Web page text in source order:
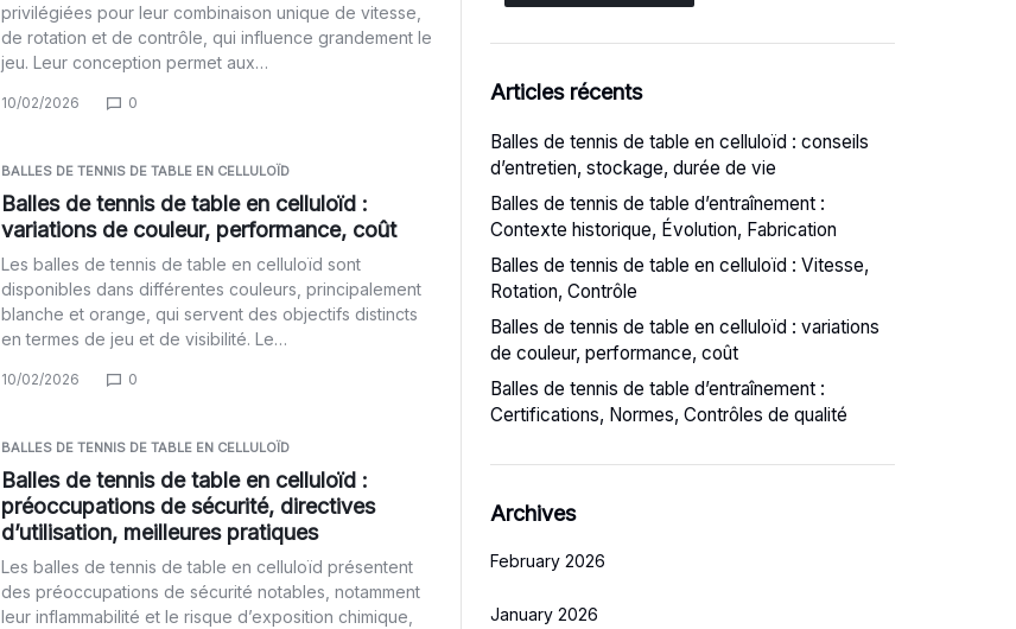
privilégiées pour leur combinaison unique de vitesse,
de rotation et de contrôle, qui influence grandement le
jeu. Leur conception permet aux…
10/02/2026 0
BALLES DE TENNIS DE TABLE EN CELLULOÏD
Balles de tennis de table en celluloïd :
variations de couleur, performance, coût
Les balles de tennis de table en celluloïd sont
disponibles dans différentes couleurs, principalement
blanche et orange, qui servent des objectifs distincts
en termes de jeu et de visibilité. Le…
10/02/2026 0
BALLES DE TENNIS DE TABLE EN CELLULOÏD
Balles de tennis de table en celluloïd :
préoccupations de sécurité, directives
d’utilisation, meilleures pratiques
Les balles de tennis de table en celluloïd présentent
des préoccupations de sécurité notables, notamment
leur inflammabilité et le risque d’exposition chimique,
Articles récents
Balles de tennis de table en celluloïd : conseils
d’entretien, stockage, durée de vie
Balles de tennis de table d’entraînement :
Contexte historique, Évolution, Fabrication
Balles de tennis de table en celluloïd : Vitesse,
Rotation, Contrôle
Balles de tennis de table en celluloïd : variations
de couleur, performance, coût
Balles de tennis de table d’entraînement :
Certifications, Normes, Contrôles de qualité
Archives
February 2026
January 2026